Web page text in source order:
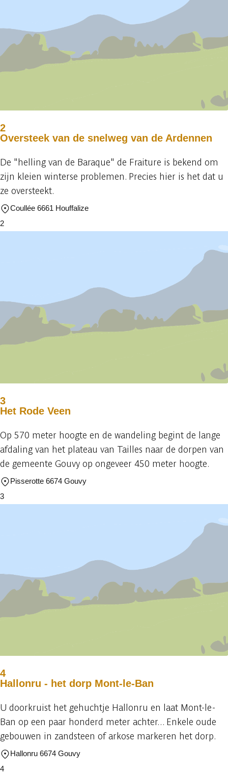
2
Oversteek van de snelweg van de Ardennen
De "helling van de Baraque" de Fraiture is bekend om
zijn kleien winterse problemen. Precies hier is het dat u
ze oversteekt.
Coullée 6661 Houffalize
2
3
Het Rode Veen
Op 570 meter hoogte en de wandeling begint de lange
afdaling van het plateau van Tailles naar de dorpen van
de gemeente Gouvy op ongeveer 450 meter hoogte.
Pisserotte 6674 Gouvy
3
4
Hallonru - het dorp Mont-le-Ban
U doorkruist het gehuchtje Hallonru en laat Mont-le-
Ban op een paar honderd meter achter... Enkele oude
gebouwen in zandsteen of arkose markeren het dorp.
Hallonru 6674 Gouvy
4